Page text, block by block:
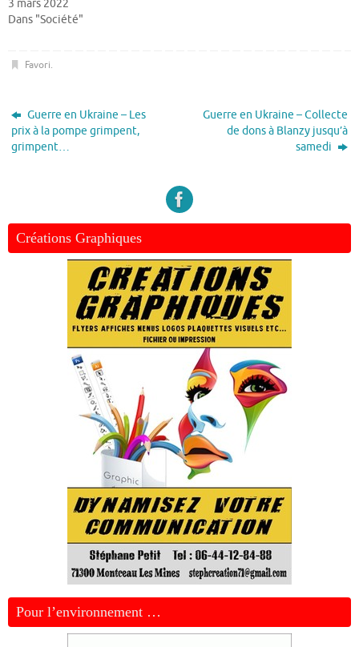
3 mars 2022
Dans "Société"
Favori.
Guerre en Ukraine – Les
prix à la pompe grimpent,
grimpent…
Guerre en Ukraine – Collecte
de dons à Blanzy jusqu’à
samedi
Créations Graphiques
Pour l’environnement …